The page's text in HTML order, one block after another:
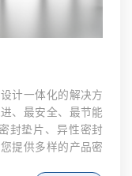
计一体化的解决方
、最安全、最节能
封垫片、异性密封
提供多样的产品密